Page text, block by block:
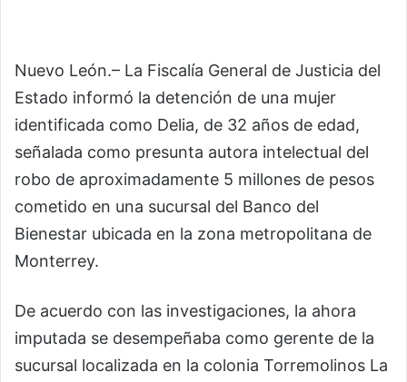
Nuevo León.– La Fiscalía General de Justicia del
Estado informó la detención de una mujer
identificada como Delia, de 32 años de edad,
señalada como presunta autora intelectual del
robo de aproximadamente 5 millones de pesos
cometido en una sucursal del Banco del
Bienestar ubicada en la zona metropolitana de
Monterrey.
De acuerdo con las investigaciones, la ahora
imputada se desempeñaba como gerente de la
sucursal localizada en la colonia Torremolinos La